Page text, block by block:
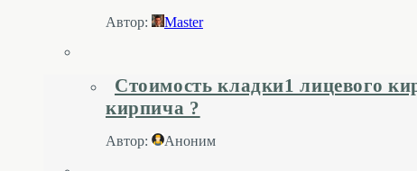
Автор: Master
Стоимость кладки1 лицевого
кирпича ?
Автор: Аноним